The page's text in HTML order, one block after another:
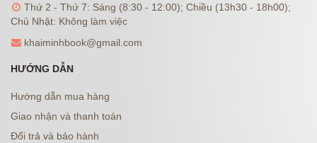
Thứ 2 - Thứ 7: Sáng (8:30 - 12:00); Chiều (13h30 - 18h00);
Chủ Nhật: Không làm việc
khaiminhbook@gmail.com
HƯỚNG DẪN
Hướng dẫn mua hàng
Giao nhận và thanh toán
Đổi trả và bảo hành